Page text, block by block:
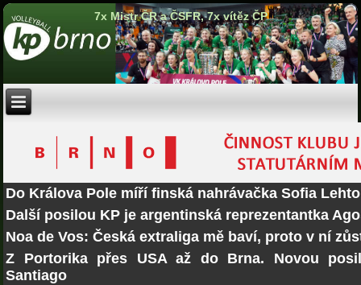
7x Mistr ČR a ČSFR, 7x vítěz ČP
Do Králova Pole míří finská nahrávačka Sofia Lehto
Další posilou KP je argentinská reprezentantka
Noa de Vos: Česká extraliga mě baví, proto v ní
Z Portorika přes USA až do Brna. Novou
Santiago